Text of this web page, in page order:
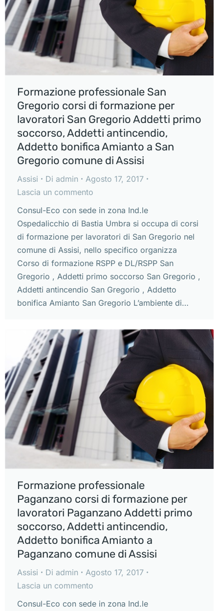
Formazione professionale San
Gregorio corsi di formazione per
lavoratori San Gregorio Addetti primo
soccorso, Addetti antincendio,
Addetto bonifica Amianto a San
Gregorio comune di Assisi
Assisi Di admin
Agosto 17, 2017
Lascia un commento
Consul-Eco con sede in zona Ind.le
Ospedalicchio di Bastia Umbra si occupa di corsi
di formazione per lavoratori di San Gregorio nel
comune di Assisi, nello specifico organizza
Corso di formazione RSPP e DL/RSPP San
Gregorio , Addetti primo soccorso San Gregorio ,
Addetti antincendio San Gregorio , Addetto
bonifica Amianto San Gregorio L’ambiente di…
Formazione professionale
Paganzano corsi di formazione per
lavoratori Paganzano Addetti primo
soccorso, Addetti antincendio,
Addetto bonifica Amianto a
Paganzano comune di Assisi
Assisi Di admin
Agosto 17, 2017
Lascia un commento
Consul-Eco con sede in zona Ind.le